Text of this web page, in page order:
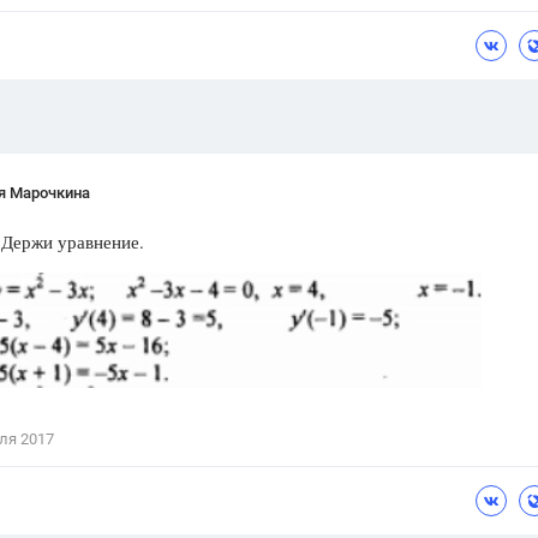
Марочкина
уравнение.
2017